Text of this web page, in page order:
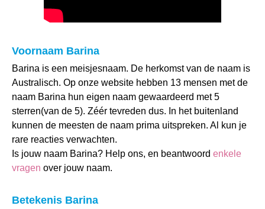
Voornaam Barina
Barina is een meisjesnaam. De herkomst van de naam is
Australisch. Op onze website hebben 13 mensen met de
naam Barina hun eigen naam gewaardeerd met 5
sterren(van de 5). Zéér tevreden dus. In het buitenland
kunnen de meesten de naam prima uitspreken. Al kun je
rare reacties verwachten.
Is jouw naam Barina? Help ons, en beantwoord enkele
vragen over jouw naam.
Betekenis Barina